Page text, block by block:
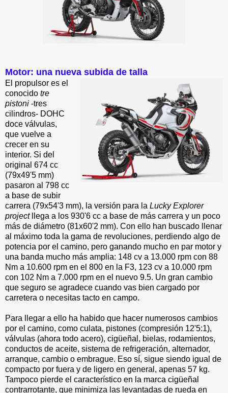
Motor: una nueva subida de talla
El propulsor es el
conocido tre
pistoni -tres
cilindros- DOHC
doce válvulas,
que vuelve a
crecer en su
interior. Si del
original 674 cc
(79x49'5 mm)
pasaron al 798 cc
a base de subir
carrera (79x54'3 mm), la versión para la Lucky Explorer
projectllega a los 930'6 cc a base de más carrera y un poco
más de diámetro (81x60'2 mm). Con ello han buscado llenar
al máximo toda la gama de revoluciones, perdiendo algo de
potencia por el camino, pero ganando mucho en par motor y
una banda mucho más amplia: 148 cv a 13.000 rpm con 88
Nm a 10.600 rpm en el 800 en la F3, 123 cv a 10.000 rpm
con 102 Nm a 7.000 rpm en el nuevo 9.5. Un gran cambio
que seguro se agradece cuando vas bien cargado por
carretera o necesitas tacto en campo.
Para llegar a ello ha habido que hacer numerosos cambios
por el camino, como culata, pistones (compresión 12'5:1),
válvulas (ahora todo acero), cigüeñal, bielas, rodamientos,
conductos de aceite, sistema de refrigeración, alternador,
arranque, cambio o embrague. Eso sí, sigue siendo igual de
compacto por fuera y de ligero en general, apenas 57 kg.
Tampoco pierde el característico en la marca cigüeñal
contrarrotante, que minimiza las levantadas de rueda en